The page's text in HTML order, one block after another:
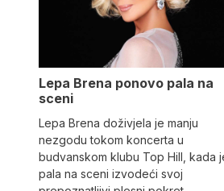
Lepa Brena ponovo pala na
sceni
Lepa Brena doživjela je manju
nezgodu tokom koncerta u
budvanskom klubu Top Hill, kada
pala na sceni izvodeći svoj